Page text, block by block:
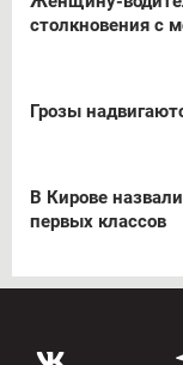
столкновения с
Грозы
В Кирове
первых классов